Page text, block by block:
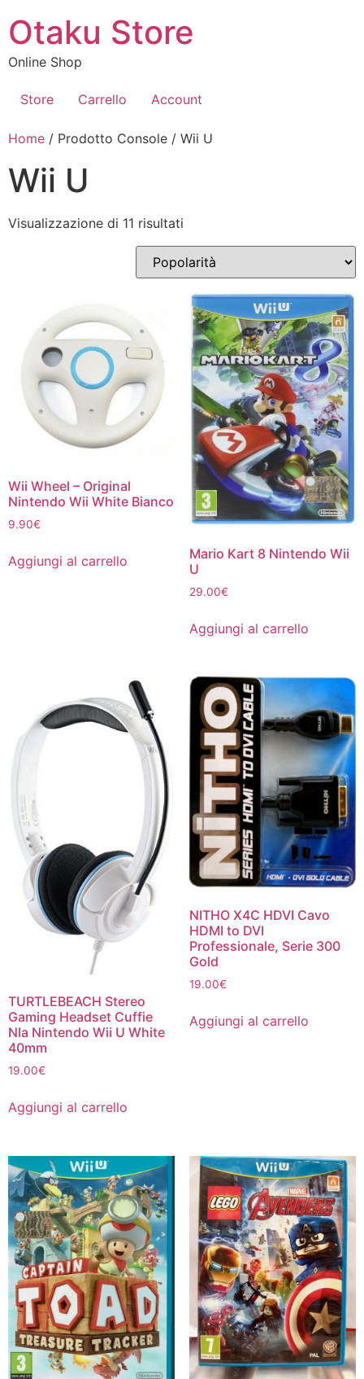
contenuto
Otaku Store
Online Shop
Store Carrello Account
Home / Prodotto Console / Wii U
Wii U
Visualizzazione di 11 risultati
Wii Wheel – Original
Nintendo Wii White Bianco
9.90€
Aggiungi al carrello
Mario Kart 8 Nintendo Wii
U
29.00€
Aggiungi al carrello
TURTLEBEACH Stereo
Gaming Headset Cuffie
Nla Nintendo Wii U White
40mm
19.00€
Aggiungi al carrello
NITHO X4C HDVI Cavo
HDMI to DVI
Professionale, Serie 300
Gold
19.00€
Aggiungi al carrello